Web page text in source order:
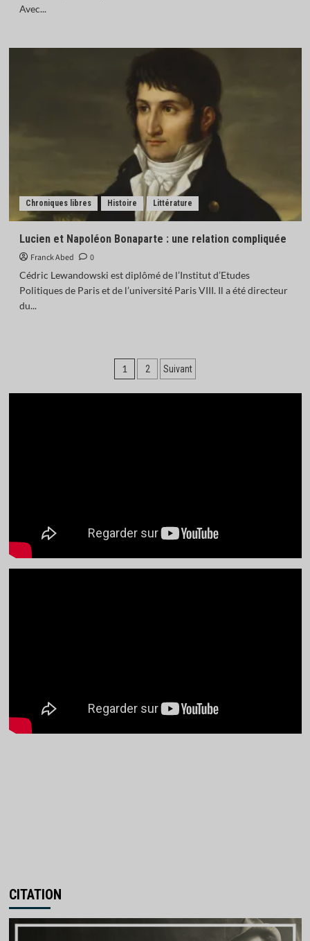
Avec...
Chroniques libres Histoire Littérature
Lucien et Napoléon Bonaparte : une relation compliquée
Franck Abed
0
Cédric Lewandowski est diplômé de l’Institut d’Etudes
Politiques de Paris et de l’université Paris VIII. Il a été directeur
du...
Pagination
des
1 2 Suivant
CITATION